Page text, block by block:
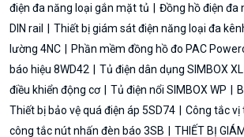
điện đa năng loại gắn mặt tủ
Đồng hồ điện đa
DIN rail
Thiết bị giám sát điện năng loại đa
lường 4NC
Phần mềm đồng hồ đo PAC
báo hiệu 8WD42
Tủ điện dân dụng SIMBOX XL
điều khiển động cơ
Tủ điện nổi SIMBOX WP
Thiết bị bảo vệ quá điện áp 5SD74
Công tắc vị
công tắc nút nhấn đèn báo 3SB
THIẾT BỊ